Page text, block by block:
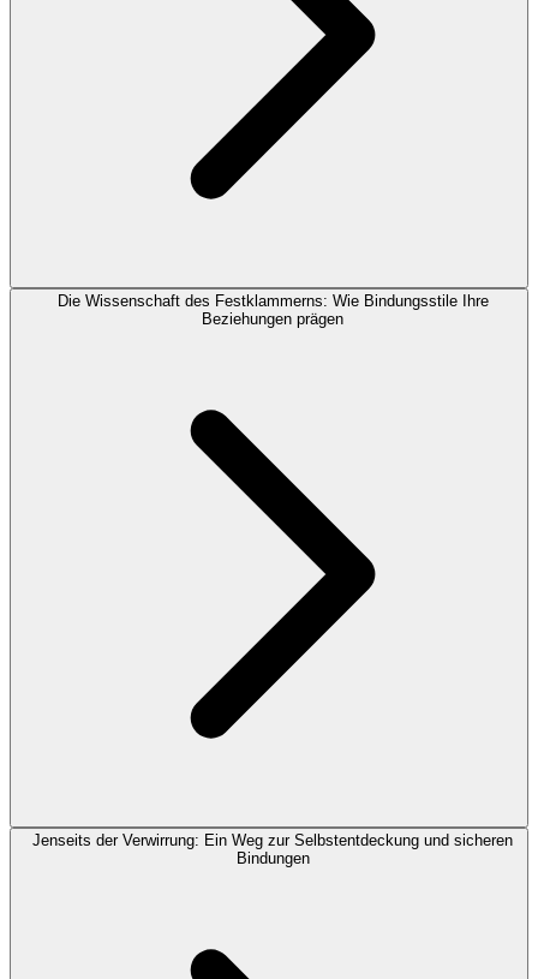
Die Wissenschaft des Festklammerns: Wie Bindungsstile Ihre
Beziehungen prägen
Jenseits der Verwirrung: Ein Weg zur Selbstentdeckung und sicheren
Bindungen